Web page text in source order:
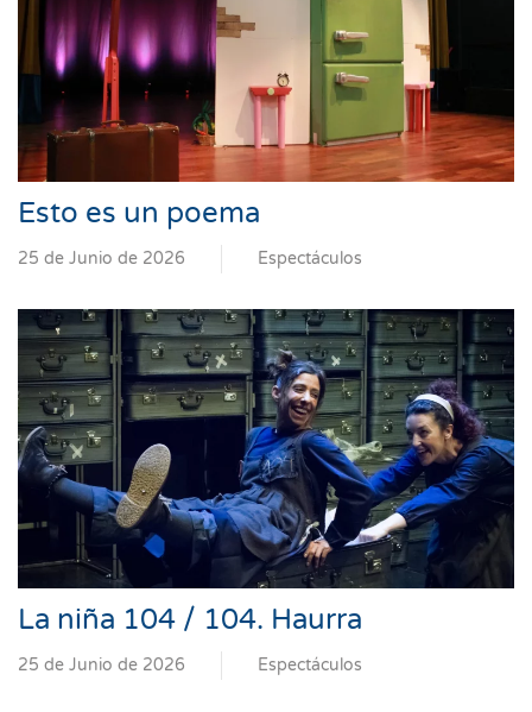
Esto es un poema
25 de Junio de 2026 Espectáculos
La niña 104 / 104. Haurra
25 de Junio de 2026 Espectáculos